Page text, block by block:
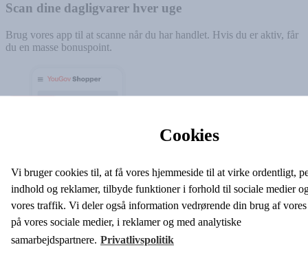
Scan dine dagligvarer hver uge
Brug vores app til at scanne når du har handlet. Hvis du er aktiv, får
du en masse bonuspoint.
Cookies
Vi bruger cookies til, at få vores hjemmeside til at virke ordentligt,
indhold og reklamer, tilbyde funktioner i forhold til sociale medier
vores traffik. Vi deler også information vedrørende din brug af
på vores sociale medier, i reklamer og med analytiske
samarbejdspartnere. Privatlivspolitik